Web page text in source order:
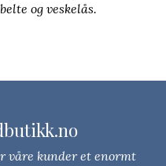
og veskelås.
våre kunder et enormt